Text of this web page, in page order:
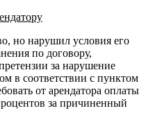
но нарушил условия его
по договору,
за нарушение
в соответствии с пунктом
от арендатора оплаты
за причиненный